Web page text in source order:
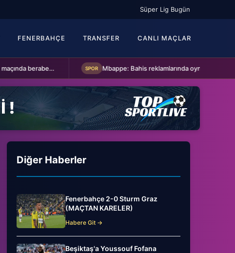
Süper Lig Bugün
FENERBAHÇE TRANSFER CANLI MAÇLAR
Kasımpaşa ile Hull City hazırlık maçında berabere kaldı SPOR Mbappe: Bahis reklamlarında oynamam
Diğer Haberler
Fenerbahçe 2-0 Sturm Graz
(MAÇTAN KARELER)
Habere Git →
Beşiktaş'a Youssouf Fofana